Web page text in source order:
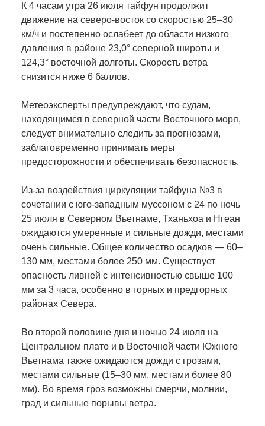
К 4 часам утра 26 июля тайфун продолжит
движение на северо-восток со скоростью 25–30
км/ч и постепенно ослабеет до области низкого
давления в районе 23,0° северной широты и
124,3° восточной долготы. Скорость ветра
снизится ниже 6 баллов.
Метеоэксперты предупреждают, что судам,
находящимся в северной части Восточного моря,
следует внимательно следить за прогнозами,
заблаговременно принимать меры
предосторожности и обеспечивать безопасность.
Из-за воздействия циркуляции тайфуна №3 в
сочетании с юго-западным муссоном с 24 по ночь
25 июля в Северном Вьетнаме, Тханьхоа и Нгеан
ожидаются умеренные и сильные дожди, местами
очень сильные. Общее количество осадков — 60–
130 мм, местами более 250 мм. Существует
опасность ливней с интенсивностью свыше 100
мм за 3 часа, особенно в горных и предгорных
районах Севера.
Во второй половине дня и ночью 24 июля на
Центральном плато и в Восточной части Южного
Вьетнама также ожидаются дожди с грозами,
местами сильные (15–30 мм, местами более 80
мм). Во время гроз возможны смерчи, молнии,
град и сильные порывы ветра.